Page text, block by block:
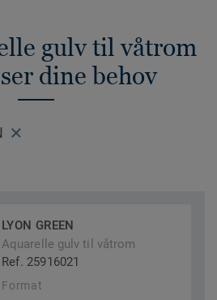
gulv til våtrom
dine behov
LYON GREEN
Aquarelle gulv til våtrom
Ref. 25916021
Format